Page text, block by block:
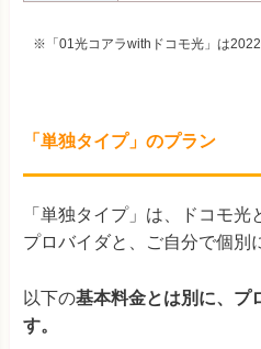
※「01光コアラwithドコモ光」は
「単独タイプ」のプラン
「単独タイプ」は、ドコモ
プロバイダと、ご自分で個別
以下の基本料金とは別に、プ
す。